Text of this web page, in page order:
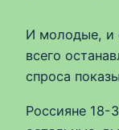
И молодые, и
всего
спроса
Россияне 18-